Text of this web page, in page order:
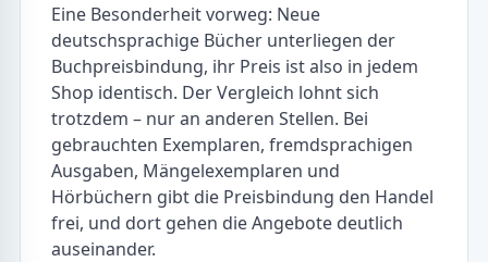
Eine Besonderheit vorweg: Neue
deutschsprachige Bücher unterliegen der
Buchpreisbindung, ihr Preis ist also in jedem
Shop identisch. Der Vergleich lohnt sich
trotzdem – nur an anderen Stellen. Bei
gebrauchten Exemplaren, fremdsprachigen
Ausgaben, Mängelexemplaren und
Hörbüchern gibt die Preisbindung den Handel
frei, und dort gehen die Angebote deutlich
auseinander.